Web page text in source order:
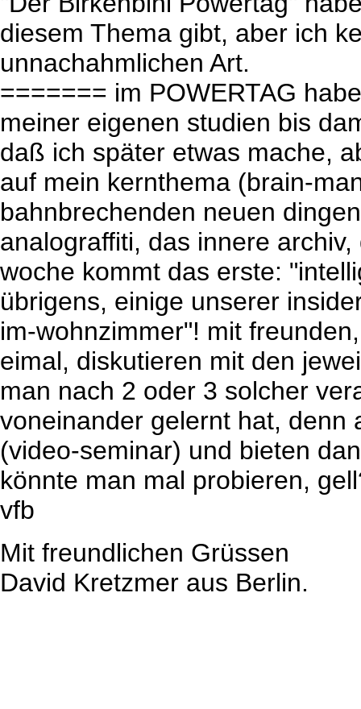
diesem Thema gibt, aber ich
unnachahmlichen Art.
======= im POWERTAG
meiner eigenen studien bis
daß ich später etwas mache,
auf mein kernthema (brain-
bahnbrechenden neuen
analograffiti, das innere
woche kommt das erste:
übrigens, einige unserer
im-wohnzimmer"! mit
eimal, diskutieren mit den
man nach 2 oder 3 solcher
voneinander gelernt hat, denn
(video-seminar) und bieten
könnte man mal probieren,
vfb
Mit freundlichen Grüssen
David Kretzmer aus Berlin.